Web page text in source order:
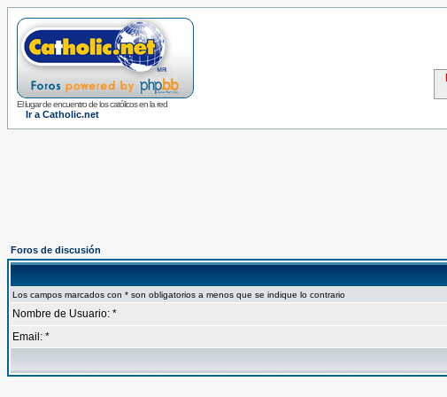
El lugar de encuentro de los católicos en la red
Ir a Catholic.net
Foros de discusión
Los campos marcados con * son obligatorios a menos que se indique lo contrario
Nombre de Usuario: *
Email: *